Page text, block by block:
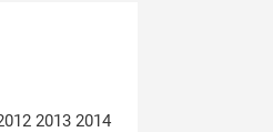
2013 2014